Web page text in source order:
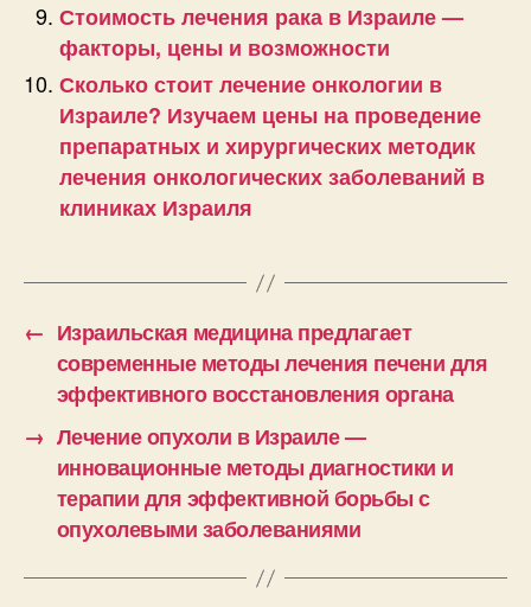
Стоимость лечения рака в Израиле —
факторы, цены и возможности
Сколько стоит лечение онкологии в
Израиле? Изучаем цены на проведение
препаратных и хирургических методик
лечения онкологических заболеваний в
клиниках Израиля
← Израильская медицина предлагает
современные методы лечения печени для
эффективного восстановления органа
→ Лечение опухоли в Израиле —
инновационные методы диагностики и
терапии для эффективной борьбы с
опухолевыми заболеваниями